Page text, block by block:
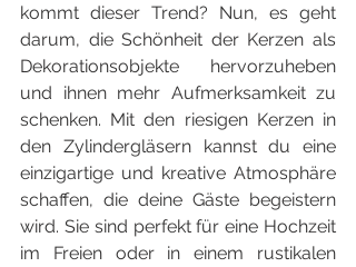
kommt dieser Trend? Nun, es geht
darum, die Schönheit der Kerzen als
Dekorationsobjekte hervorzuheben
und ihnen mehr Aufmerksamkeit zu
schenken. Mit den riesigen Kerzen in
den Zylindergläsern kannst du eine
einzigartige und kreative Atmosphäre
schaffen, die deine Gäste begeistern
wird. Sie sind perfekt für eine Hochzeit
im Freien oder in einem rustikalen